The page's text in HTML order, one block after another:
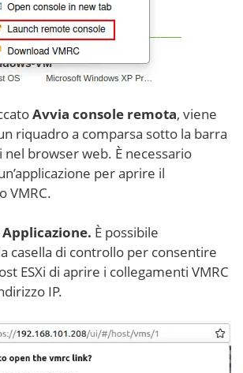
Avvia console remota, viene
riquadro a comparsa sotto la barra
nel browser web. È necessario
per aprire il
VMRC.
Applicazione. È possibile
casella di controllo per consentire
ESXi di aprire i collegamenti VMRC
IP.